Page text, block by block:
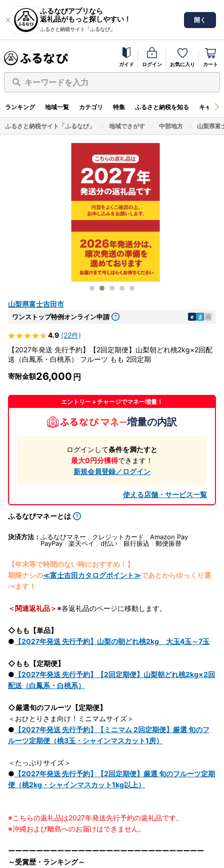
ふるなびアプリなら
返礼品がもっと探しやすい！
ふるさと納税サイト「ふるなび」
開く
ガイド ログイン お気に入り カート
キーワードを入力
ランキング 地域一覧 カテゴリ 特集 ふるさと納税を知る キャン
ふるさと納税サイト「ふるなび」 地域でさがす 中部地方 山梨県富
山梨県富士吉田市
ワンストップ特例オンライン申請 e ま 自
4.9 (22件)
【2027年発送 先行予約】【2回定期便】山梨朝どれ桃2kg×2回配
送（白鳳系・白桃系） フルーツ もも 2回定期
寄附金額26,000
エントリー＋チャージでマネー増量！
増量の内訳
ログインして条件を満たすと
最大0円分獲得できます！
新規会員登録／ログイン
使える店舗・サービス一覧
ふるなびマネーとは
決済方法： ふるなびマネー クレジットカード
Amazon Pay
PayPay
楽天ペイ d払い 銀行振込 郵便振替
【年末等で時間のない時におすすめ！】
期限ナシの≪富士吉田カタログポイント≫であとからゆっくり選
べます！
＜関連返礼品＞※各返礼品のページに移動します。
◇もも【単品】
● 【2027年発送 先行予約】山梨の朝どれ桃2kg 大玉4玉～7玉
◇もも【定期便】
● 【2027年発送 先行予約】【2回定期便】山梨朝どれ桃2kg×2回
配送（白鳳系・白桃系）
◇厳選旬のフルーツ【定期便】
＜おひとりさま向け！ミニマムサイズ＞
● 【2027年発送 先行予約】【ミニマム 2回定期便】厳選 旬のフ
ルーツ定期便（桃3玉・シャインマスカット1房）
＜たっぷりサイズ＞
● 【2027年発送 先行予約】【2回定期便】厳選 旬のフルーツ定期
便（桃2kg・シャインマスカット1kg以上）
※こちらの返礼品は2027年発送先行予約の返礼品です。
※沖縄および離島へのお届けはできません。
ーーーーーーーーーーーーーーーーーーーーーーーーーーーー
～受賞歴・ランキング～